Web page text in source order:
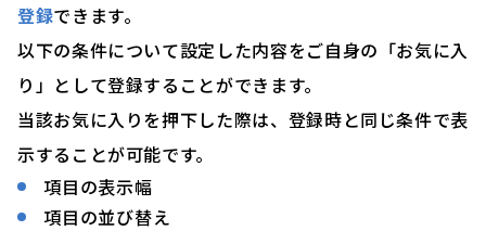
登録できます。
以下の条件について設定した内容をご自身の「お気に入
り」として登録することができます。
当該お気に入りを押下した際は、登録時と同じ条件で表
示することが可能です。
項目の表示幅
項目の並び替え